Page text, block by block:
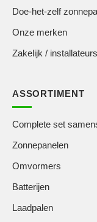
Doe-het-zelf
Onze merken
Zakelijk / installateurs
ASSORTIMENT
Complete set
Zonnepanelen
Omvormers
Batterijen
Laadpalen